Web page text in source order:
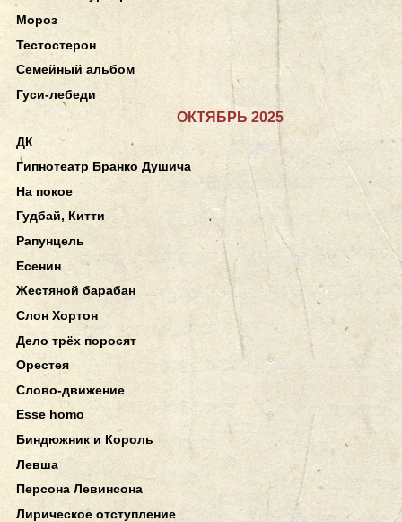
Мороз
Тестостерон
Семейный альбом
Гуси-лебеди
ОКТЯБРЬ 2025
ДК
Гипнотеатр Бранко Душича
На покое
Гудбай, Китти
Рапунцель
Есенин
Жестяной барабан
Слон Хортон
Дело трёх поросят
Орестея
Слово-движение
Esse homo
Биндюжник и Король
Левша
Персона Левинсона
Лирическое отступление